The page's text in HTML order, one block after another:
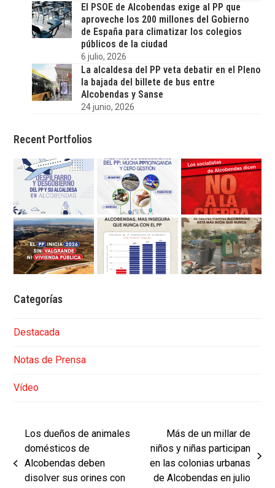
El PSOE de Alcobendas exige al PP que
aproveche los 200 millones del Gobierno
de España para climatizar los colegios
públicos de la ciudad
6 julio, 2026
La alcaldesa del PP veta debatir en el Pleno
la bajada del billete de bus entre
Alcobendas y Sanse
24 junio, 2026
Recent Portfolios
Categorías
Destacada
Notas de Prensa
Vídeo
previous
post:
Los dueños de animales
domésticos de
Alcobendas deben
disolver sus orines con
next
post:
Más de un millar de
niños y niñas participan
en las colonias urbanas
de Alcobendas en julio